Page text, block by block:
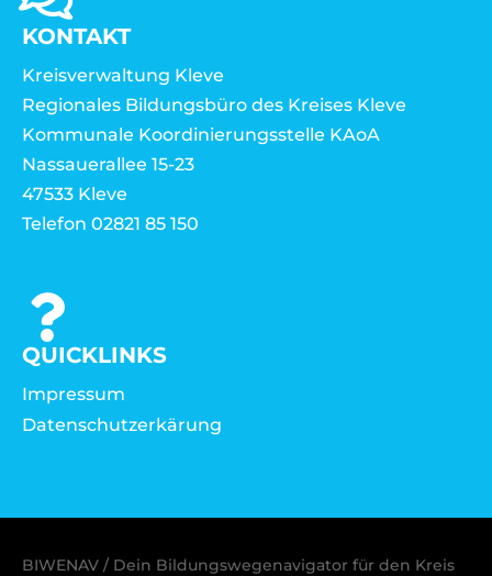
KONTAKT
Kreisverwaltung Kleve
Regionales Bildungsbüro des Kreises Kleve
Kommunale Koordinierungsstelle KAoA
Nassauerallee 15-23
47533 Kleve
Telefon 02821 85 150
QUICKLINKS
Impressum
Datenschutzerkärung
BIWENAV / Dein Bildungswegenavigator für den Kreis